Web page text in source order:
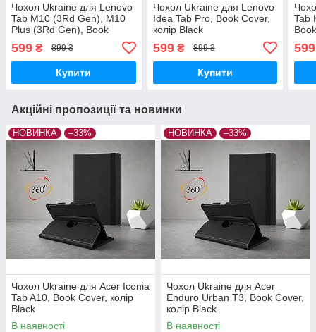
Чохол Ukraine для Lenovo
Tab M10 (3Rd Gen), M10
Plus (3Rd Gen), Book
599 ₴ 899 ₴
Купити
Чохол Ukraine для Lenovo
Idea Tab Pro, Book Cover,
колір Black
599₴ 899 ₴
Купити
Tab
599
Акційні пропозиції та новинки
НОВИНКА –33%
Чохол Ukraine для Acer Iconia
Tab A10, Book Cover, колір
Black
В наявності
НОВИНКА –33%
Чохол Ukraine для Acer
Enduro Urban T3, Book Cover,
колір Black
В наявності